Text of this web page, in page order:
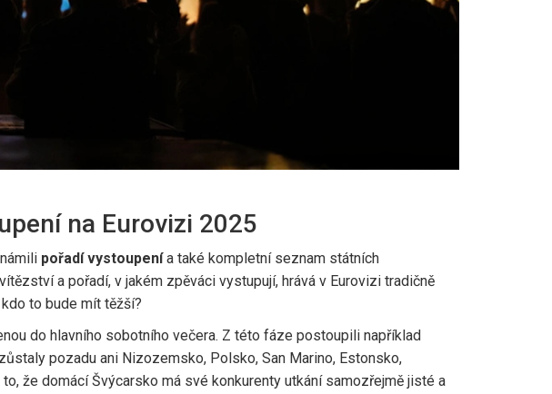
na Eurovizi 2025
pořadí vystoupenía také kompletní seznam státních
a pořadí, v jakém zpěváci vystupují, hrává v Eurovizi tradičně
to bude mít těžší?
do hlavního sobotního večera. Z této fáze postoupili například
pozadu ani Nizozemsko, Polsko, San Marino, Estonsko,
že domácí Švýcarsko má své konkurenty utkání samozřejmě jisté a